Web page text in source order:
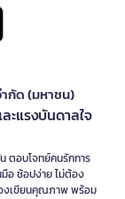
ำกัด (มหาชน)
ะแรงบันดาลใจ
ตอบโจทย์คนรักการ
อ ช้อปง่าย ไม่ต้อง
องเขียนคุณภาพ พร้อม